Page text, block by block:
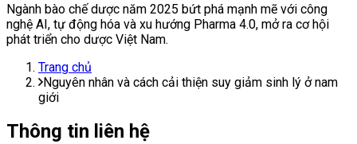
Ngành bào chế dược năm 2025 bứt phá mạnh mẽ với công
nghệ AI, tự động hóa và xu hướng Pharma 4.0, mở ra cơ hội
phát triển cho dược Việt Nam.
Trang chủ
Nguyên nhân và cách cải thiện suy giảm sinh lý ở nam
giới
Thông tin liên hệ